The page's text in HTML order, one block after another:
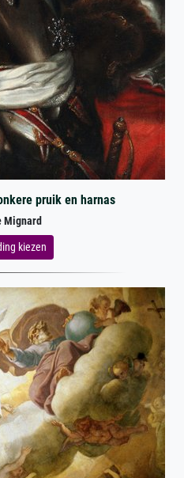
pruik en harnas
Mignard
kiezen